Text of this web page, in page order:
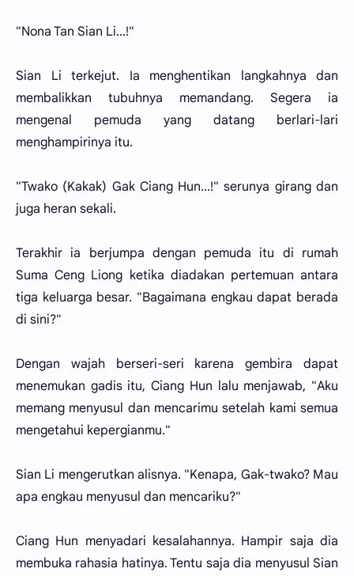
"Nona Tan Sian Li...!"
Sian Li terkejut. Ia menghentikan langkahnya dan
membalikkan tubuhnya memandang. Segera ia
mengenal pemuda yang datang berlari-lari
menghampirinya itu.
"Twako (Kakak) Gak Ciang Hun...!" serunya girang dan
juga heran sekali.
Terakhir ia berjumpa dengan pemuda itu di rumah
Suma Ceng Liong ketika diadakan pertemuan antara
tiga keluarga besar. "Bagaimana engkau dapat berada
di sini?"
Dengan wajah berseri-seri karena gembira dapat
menemukan gadis itu, Ciang Hun lalu menjawab, "Aku
memang menyusul dan mencarimu setelah kami semua
mengetahui kepergianmu."
Sian Li mengerutkan alisnya. "Kenapa, Gak-twako? Mau
apa engkau menyusul dan mencariku?"
Ciang Hun menyadari kesalahannya. Hampir saja dia
membuka rahasia hatinya. Tentu saja dia menyusul Sian